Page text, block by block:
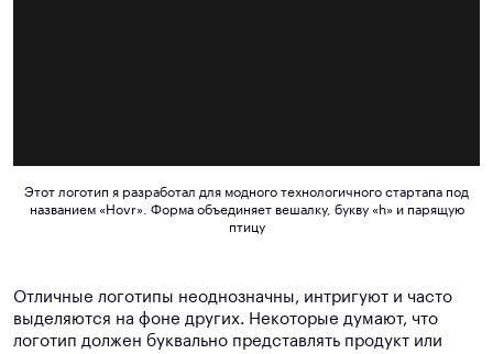
Этот логотип я разработал для модного технологичного стартапа под
названием «Hovr». Форма объединяет вешалку, букву «h» и парящую
птицу
Отличные логотипы неоднозначны, интригуют и часто
выделяются на фоне других. Некоторые думают, что
логотип должен буквально представлять продукт или